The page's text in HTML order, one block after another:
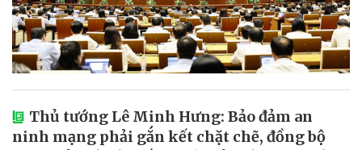
Thủ tướng Lê Minh Hưng: Bảo đảm an
ninh mạng phải gắn kết chặt chẽ, đồng bộ